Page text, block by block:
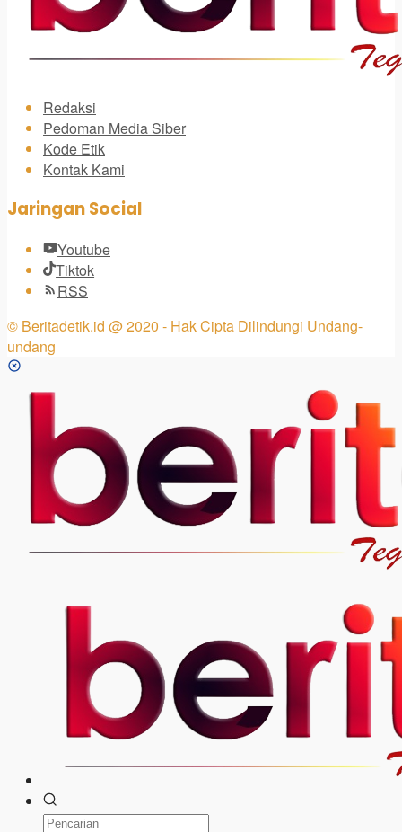
Redaksi
Pedoman Media Siber
Kode Etik
Kontak Kami
Jaringan Social
Youtube
Tiktok
RSS
© Beritadetik.id @ 2020 - Hak Cipta Dilindungi Undang-
undang